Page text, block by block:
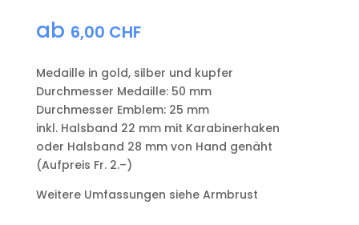
ab 6,00 CHF
Medaille in gold, silber und kupfer
​Durchmesser Medaille: 50 mm
Durchmesser Emblem: 25 mm
​inkl. Halsband 22 mm mit Karabinerhaken
oder Halsband 28 mm von Hand genäht
(Aufpreis Fr. 2.–)
Weitere Umfassungen siehe Armbrust